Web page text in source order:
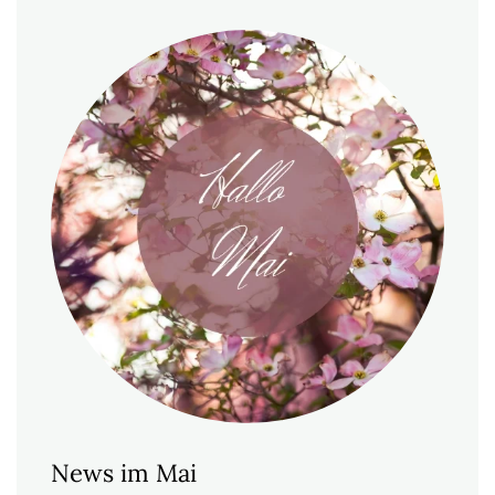
News im Mai